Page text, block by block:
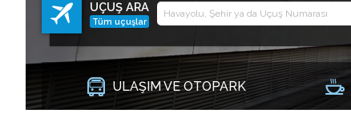
UÇUŞ ARA
Tüm uçuşlar
ULAŞIM VE OTOPARK